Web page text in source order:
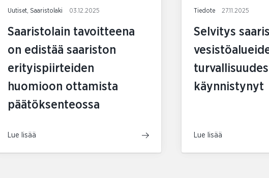
Uutiset, Saaristolaki 03.12.2025
Saaristolain tavoitteena
on edistää saariston
erityispiirteiden
huomioon ottamista
päätöksenteossa
Lue lisää
Tiedote 27.11.2025
Selvitys
käynnistynyt
Lue lisää